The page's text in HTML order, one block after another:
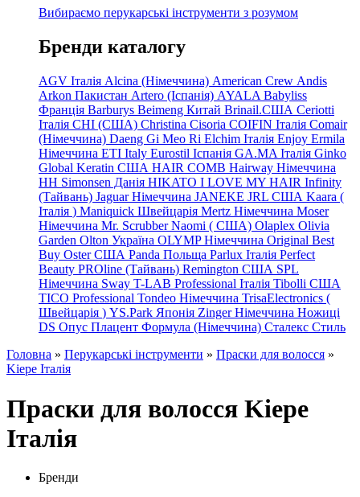
Вибираємо перукарські інструменти з розумом
Бренди каталогу
AGV Італія Alcina (Німеччина) American Crew Andis
Arkon Пакистан Artero (Іспанія) AYALA Babyliss
Франція Barburys Beimeng Китай Brinail.США Ceriotti
Італія CHI (США) Christina Cisoria COIFIN Італія Comair
(Німеччина) Daeng Gi Meo Ri Elchim Італія Enjoy Ermila
Німеччина ETI Italy Eurostil Іспанія GA.MA Італія Ginko
Global Keratin США HAIR COMB Hairway Німеччина
HH Simonsen Данія HIKATO I LOVE MY HAIR Infinity
(Тайвань) Jaguar Німеччина JANEKE JRL США Kaara (
Італія ) Maniquick Швейцарія Mertz Німеччина Moser
Німеччина Mr. Scrubber Naomi ( США) Olaplex Olivia
Garden Olton Україна OLYMP Німеччина Original Best
Buy Oster США Panda Польща Parlux Італія Perfect
Beauty PROline (Тайвань) Remington США SPL
Німеччина Sway T-LAB Professional Італія Tibolli США
TICO Professional Tondeo Німеччина TrisaElectronics (
Швейцарія ) YS.Park Японія Zinger Німеччина Ножиці
DS Опус Плацент Формула (Німеччина) Сталекс Стиль
Головна » Перукарські інструменти » Праски для волосся »
Kiepe Італія
Праски для волосся Kiepe
Італія
Бренди